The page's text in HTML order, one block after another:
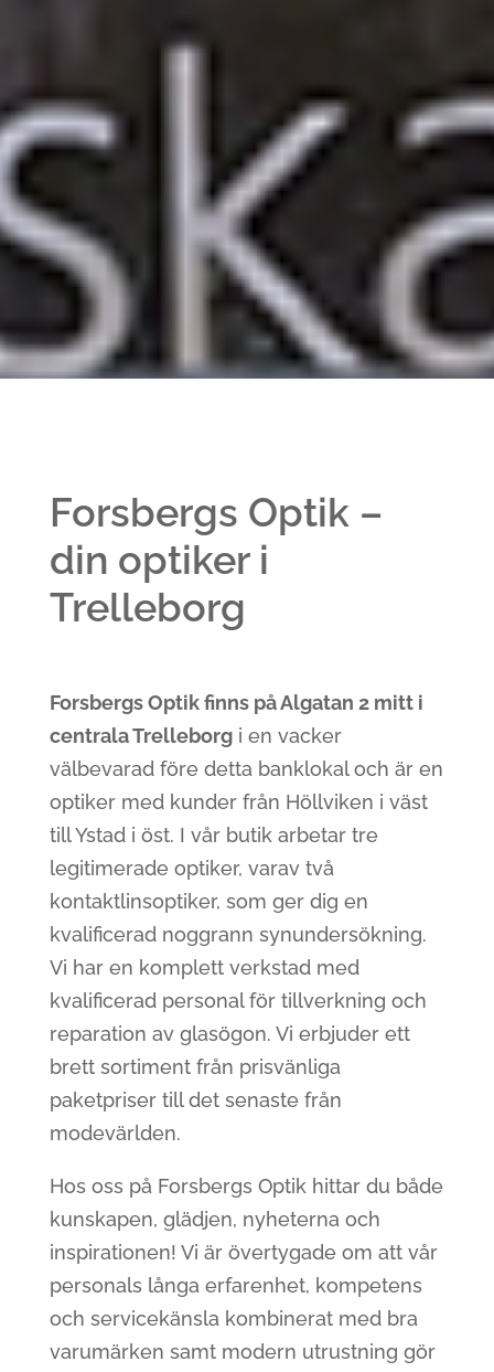
Forsbergs Optik –
din optiker i
Trelleborg
Forsbergs Optik finns på Algatan 2 mitt i
centrala Trelleborgi en vacker
välbevarad före detta banklokal och är en
optiker med kunder från Höllviken i väst
till Ystad i öst. I vår butik arbetar tre
legitimerade optiker, varav två
kontaktlinsoptiker, som ger dig en
kvalificerad noggrann synundersökning.
Vi har en komplett verkstad med
kvalificerad personal för tillverkning och
reparation av glasögon. Vi erbjuder ett
brett sortiment från prisvänliga
paketpriser till det senaste från
modevärlden.
Hos oss på Forsbergs Optik hittar du både
kunskapen, glädjen, nyheterna och
inspirationen! Vi är övertygade om att vår
personals långa erfarenhet, kompetens
och servicekänsla kombinerat med bra
varumärken samt modern utrustning gör